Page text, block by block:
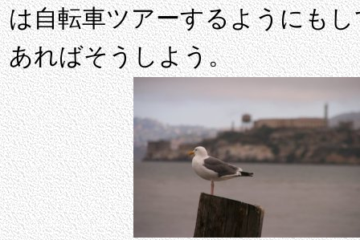
は自転車ツアーするようにも
あればそうしよう。